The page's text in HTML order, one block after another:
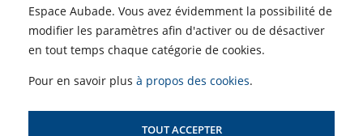
Choisir un climatiseur
adapté à son logement ?
Meuble et du Carrelage |
Profitez des Semaines de
ACCÈS PROFESSIONNELS :
SIMULATEUR D'AIDES
Espace Aubade. Vous avez évidemment la possibilité de
modifier les paramètres afin d'activer ou de désactiver
en tout temps chaque catégorie de cookies.
Pour en savoir plus à propos des cookies.
TOUT ACCEPTER